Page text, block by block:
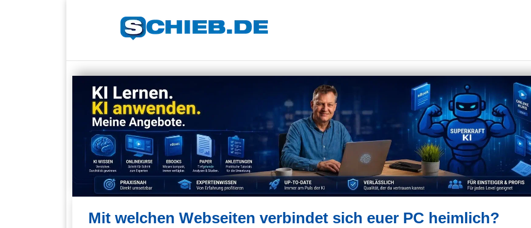
Mit welchen Webseiten verbindet sich euer PC heimlich?